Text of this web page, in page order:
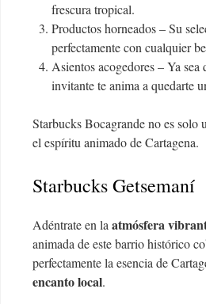
frescura tropical.
Productos horneados – Su
perfectamente con cualquier
Asientos acogedores – Ya
invitante te anima a quedarte
Starbucks Bocagrande no es solo
el espíritu animado de Cartagena.
Starbucks Getsemaní
Adéntrate en la atmósfera
animada de este barrio histórico
perfectamente la esencia de
encanto local.